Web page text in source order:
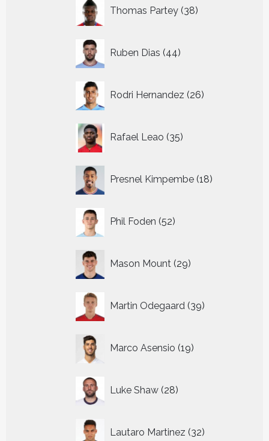
Thomas Partey 38
producten
Ruben Dias 44
producten
Rodri Hernandez 26
producten
Rafael Leao 35
producten
Presnel Kimpembe 18
producten
Phil Foden 52
producten
Mason Mount 29
producten
Martin Odegaard 39
producten
Marco Asensio 19
producten
Luke Shaw 28
producten
Lautaro Martinez 32